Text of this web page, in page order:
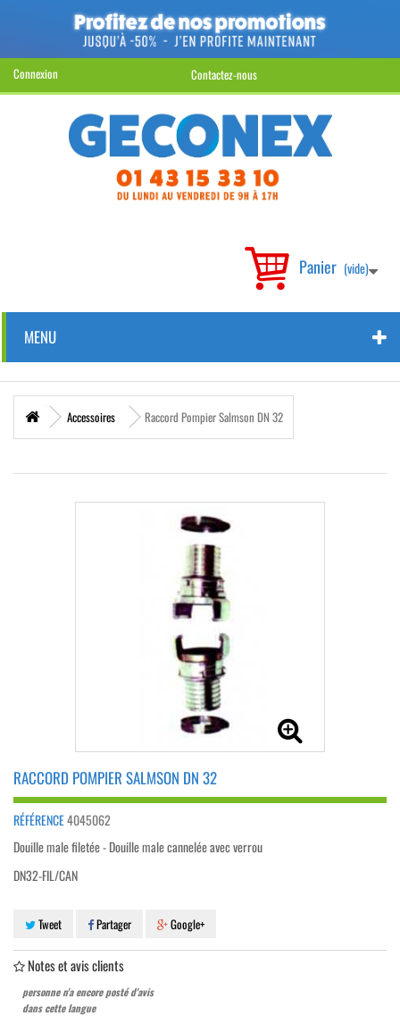
Connexion Contactez-nous
Panier (vide)
MENU
Accessoires Raccord Pompier Salmson DN 32
RACCORD POMPIER SALMSON DN 32
RÉFÉRENCE4045062
Douille male filetée - Douille male cannelée avec verrou
DN32-FIL/CAN
Tweet Partager Google+
Notes et avis clients
personne n'a encore posté d'avis
dans cette langue